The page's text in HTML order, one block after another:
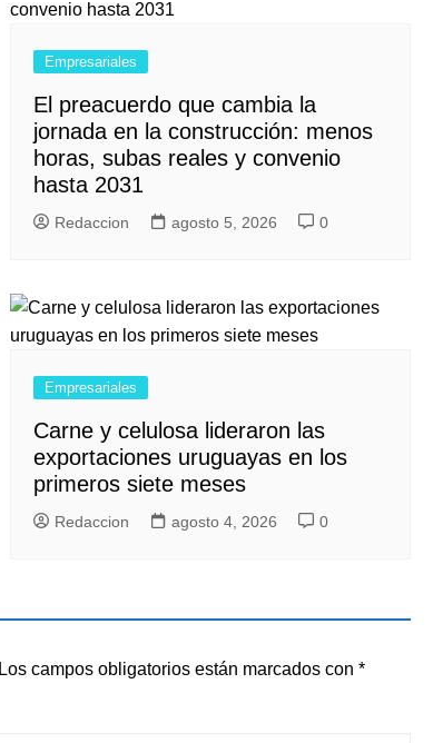
Empresariales
El preacuerdo que cambia la
jornada en la construcción: menos
horas, subas reales y convenio
hasta 2031
Redaccion agosto 5, 2026 0
Empresariales
Carne y celulosa lideraron las
exportaciones uruguayas en los
primeros siete meses
Redaccion agosto 4, 2026 0
Los campos obligatorios están marcados con *